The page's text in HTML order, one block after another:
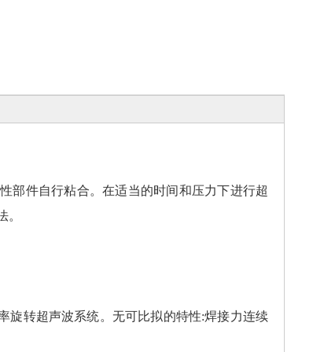
部件自行粘合。在适当的时间和压力下进行超
。
旋转超声波系统。无可比拟的特性:焊接力连续